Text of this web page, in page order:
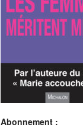
Abonnement :